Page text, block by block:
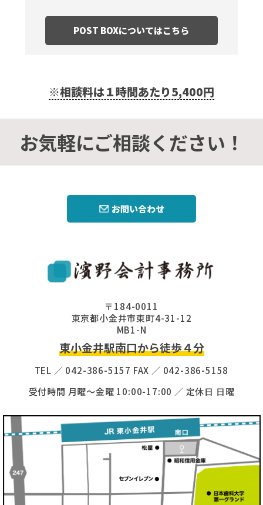
POST BOXについてはこちら
※相談料は１時間あたり5,400円
お気軽にご相談ください！
お問い合わせ
〒184-0011
東京都小金井市東町4-31-12
MB1-N
東小金井駅南口から徒歩４分
TEL ／ 042-386-5157 FAX ／ 042-386-5158
受付時間 月曜〜金曜 10:00-17:00 ／ 定休日 日曜